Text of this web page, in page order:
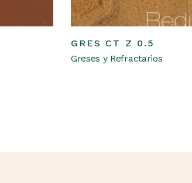
Leer más
GRES CT Z 0.5
Greses y Refractarios